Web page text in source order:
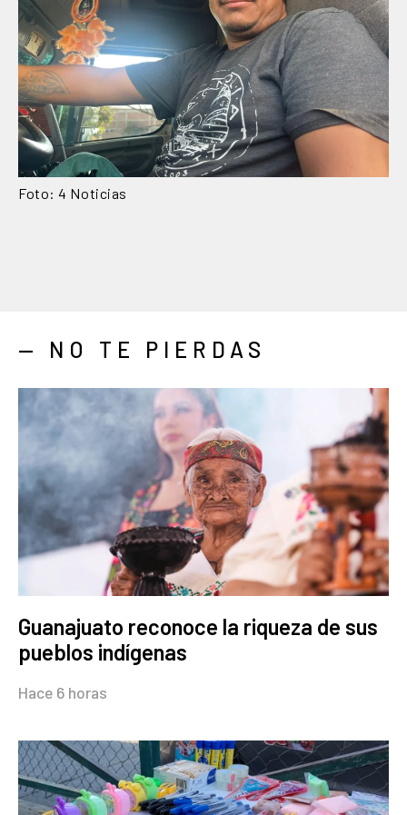
Foto: 4 Noticias
— NO TE PIERDAS
Guanajuato reconoce la riqueza de sus
pueblos indígenas
Hace 6 horas